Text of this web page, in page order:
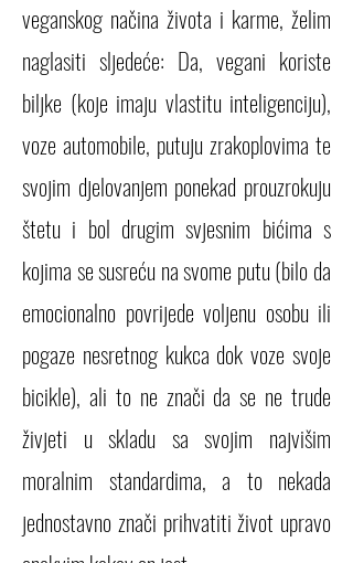
veganskog načina života i karme, želim
naglasiti sljedeće: Da, vegani koriste
biljke (koje imaju vlastitu inteligenciju),
voze automobile, putuju zrakoplovima te
svojim djelovanjem ponekad prouzrokuju
štetu i bol drugim svjesnim bićima s
kojima se susreću na svome putu (bilo da
emocionalno povrijede voljenu osobu ili
pogaze nesretnog kukca dok voze svoje
bicikle), ali to ne znači da se ne trude
živjeti u skladu sa svojim najvišim
moralnim standardima, a to nekada
jednostavno znači prihvatiti život upravo